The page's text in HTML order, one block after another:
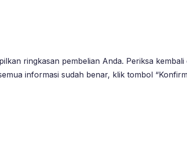
ringkasan pembelian Anda. Periksa
informasi sudah benar, klik tombol